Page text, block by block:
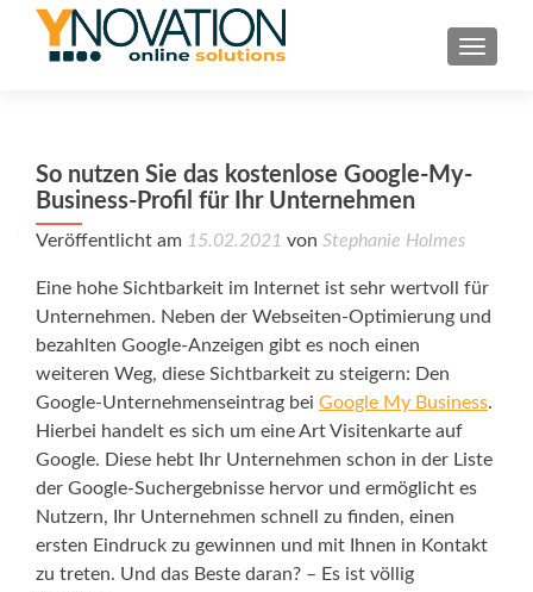
So nutzen Sie das kostenlose Google-My-
Business-Profil für Ihr Unternehmen
Veröffentlicht am 15.02.2021 von Stephanie Holmes
Eine hohe Sichtbarkeit im Internet ist sehr wertvoll für
Unternehmen. Neben der Webseiten-Optimierung und
bezahlten Google-Anzeigen gibt es noch einen
weiteren Weg, diese Sichtbarkeit zu steigern: Den
Google-Unternehmenseintrag bei Google My Business.
Hierbei handelt es sich um eine Art Visitenkarte auf
Google. Diese hebt Ihr Unternehmen schon in der Liste
der Google-Suchergebnisse hervor und ermöglicht es
Nutzern, Ihr Unternehmen schnell zu finden, einen
ersten Eindruck zu gewinnen und mit Ihnen in Kontakt
zu treten. Und das Beste daran? – Es ist völlig